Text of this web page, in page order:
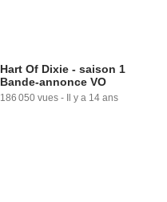
Hart Of Dixie - saison 1
Bande-annonce VO
186 050 vues - Il y a 14 ans